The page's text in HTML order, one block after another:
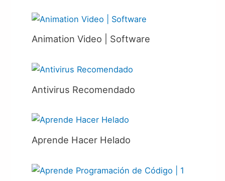
Animation Video | Software
Antivirus Recomendado
Aprende Hacer Helado